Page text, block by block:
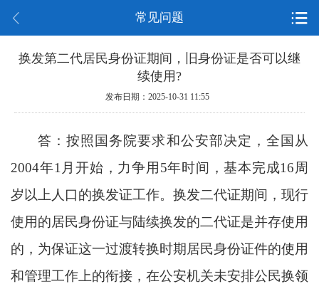
常见问题
换发第二代居民身份证期间，旧身份证是否可以继
续使用?
发布日期：2025-10-31 11:55
答：按照国务院要求和公安部决定，全国从
2004年1月开始，力争用5年时间，基本完成16周
岁以上人口的换发证工作。换发二代证期间，现行
使用的居民身份证与陆续换发的二代证是并存使用
的，为保证这一过渡转换时期居民身份证件的使用
和管理工作上的衔接，在公安机关未安排公民换领